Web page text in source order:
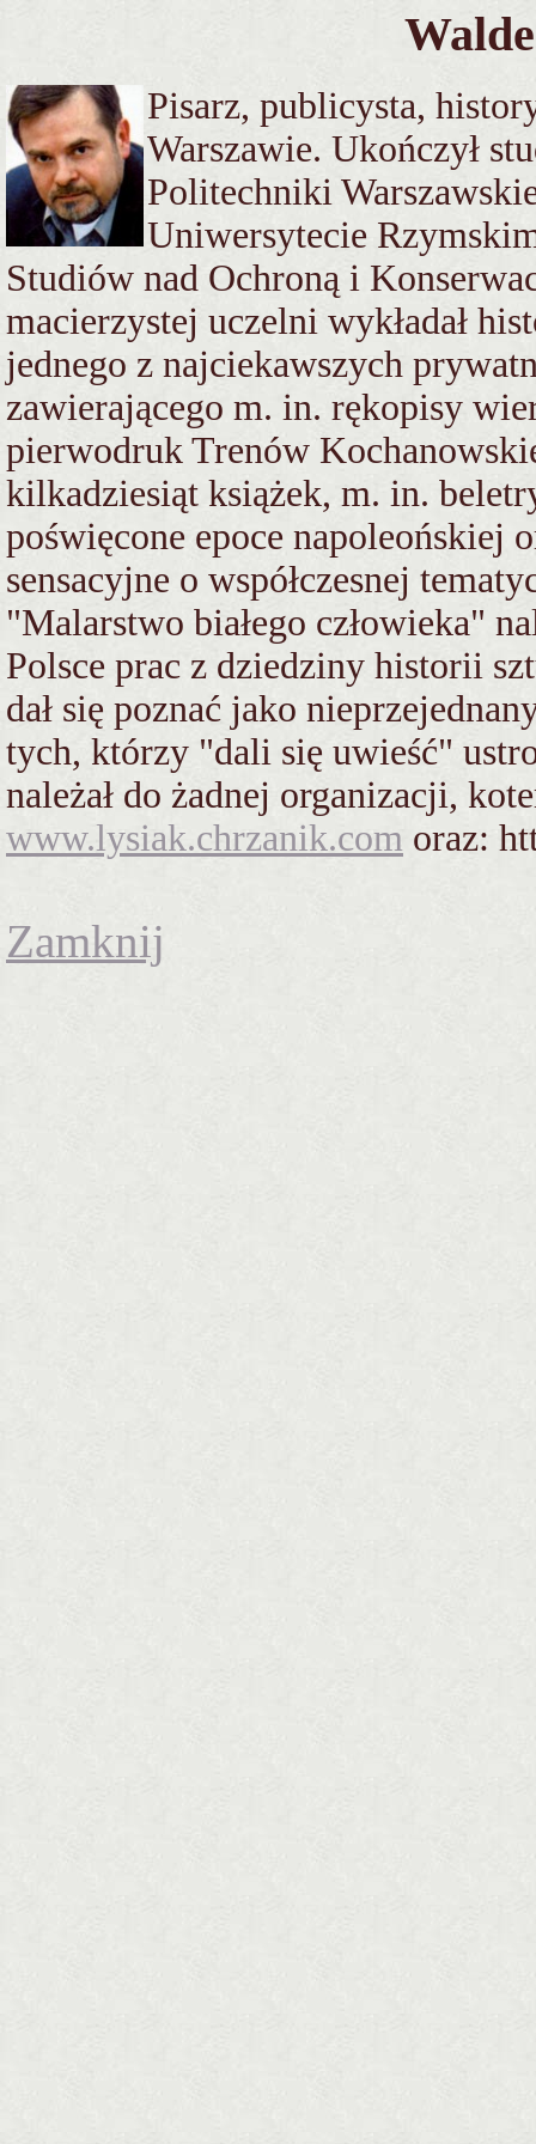
Pisarz, publicysta,
Warszawie. Ukończył
Politechniki
Uniwersytecie
Studiów nad Ochroną i
macierzystej uczelni wykładał
jednego z najciekawszych
zawierającego m. in. rękopisy
pierwodruk Trenów
kilkadziesiąt książek, m. in.
poświęcone epoce napoleońskiej
sensacyjne o współczesnej
"Malarstwo białego człowieka"
Polsce prac z dziedziny historii
dał się poznać jako
tych, którzy "dali się uwieść"
należał do żadnej organizacji,
www.lysiak.chrzanik.com oraz:
Zamknij